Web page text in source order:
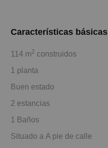
Características básicas
114 m2 construidos
1 planta
Buen estado
2 estancias
1 Baños
Situado a A pie de calle